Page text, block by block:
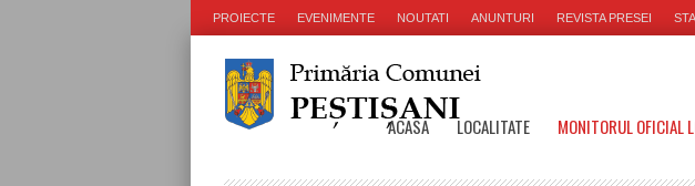
PROIECTE EVENIMENTE NOUTATI ANUNTURI REVISTA PRESEI
ACASA LOCALITATE MONITORUL OFICIAL